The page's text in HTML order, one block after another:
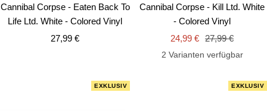
Warenkorb
Cannibal Corpse - Eaten Back To
Life Ltd. White - Colored Vinyl
Angebotspreis
27,99 €
Cannibal Corpse - Kill Ltd. White
- Colored Vinyl
Angebotspreis
24,99 € Regulärer
Preis
27,99 €
2 Varianten verfügbar
EXKLUSIV EXKLUSIV